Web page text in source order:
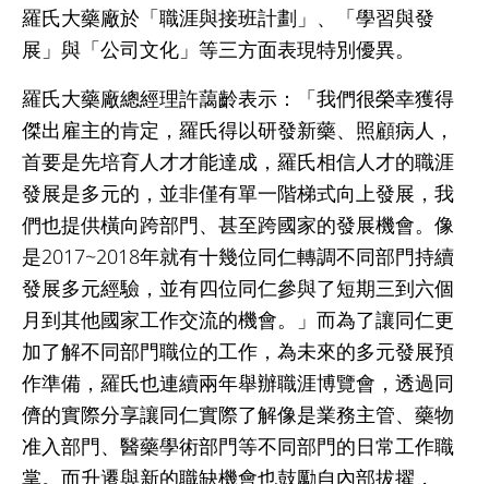
羅氏大藥廠於「職涯與接班計劃」、「學習與發
展」與「公司文化」等三方面表現特別優異。
羅氏大藥廠總經理許藹齡表示：「我們很榮幸獲得
傑出雇主的肯定，羅氏得以研發新藥、照顧病人，
首要是先培育人才才能達成，羅氏相信人才的職涯
發展是多元的，並非僅有單一階梯式向上發展，我
們也提供橫向跨部門、甚至跨國家的發展機會。像
是2017~2018年就有十幾位同仁轉調不同部門持續
發展多元經驗，並有四位同仁參與了短期三到六個
月到其他國家工作交流的機會。」而為了讓同仁更
加了解不同部門職位的工作，為未來的多元發展預
作準備，羅氏也連續兩年舉辦職涯博覽會，透過同
儕的實際分享讓同仁實際了解像是業務主管、藥物
准入部門、醫藥學術部門等不同部門的日常工作職
掌。而升遷與新的職缺機會也鼓勵自內部拔擢，